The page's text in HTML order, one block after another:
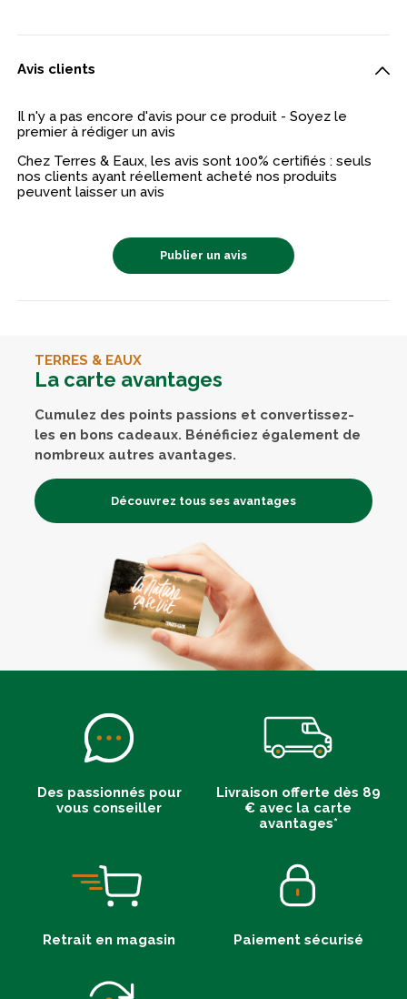
Avis clients
Il n'y a pas encore d'avis pour ce produit - Soyez le
premier à rédiger un avis
Chez Terres & Eaux, les avis sont 100% certifiés : seuls
nos clients ayant réellement acheté nos produits
peuvent laisser un avis
Publier un avis
TERRES & EAUX
La carte avantages
Cumulez des points passions et convertissez-
les en bons cadeaux. Bénéficiez également de
nombreux autres avantages.
Découvrez tous ses avantages
Des passionnés pour
vous conseiller
Livraison offerte dès 89
€ avec la carte
avantages*
Retrait en magasin Paiement sécurisé